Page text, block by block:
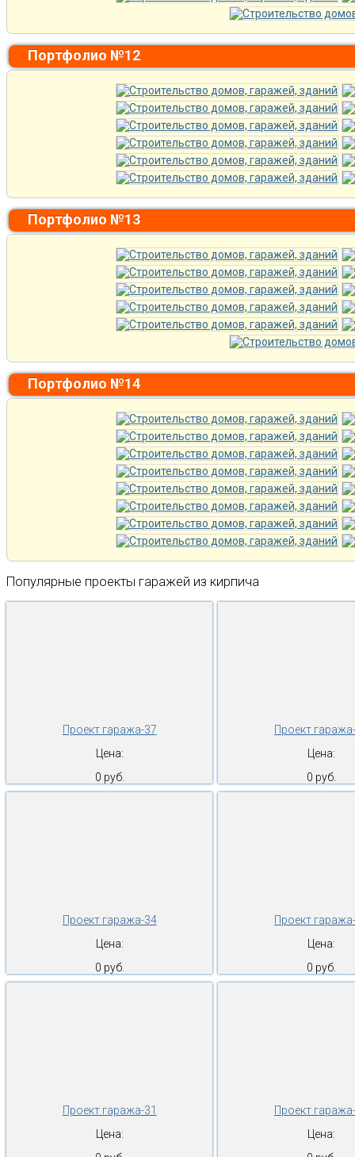
Портфолио №12
Портфолио №13
Портфолио №14
Популярные проекты гаражей из кирпича
Проект гаража-37
Цена:
0 руб.
Проект
Цена:
0 руб.
Проект гаража-34
Цена:
0 руб.
Проект
Цена:
0 руб.
Проект гаража-31
Цена:
Проект
Цена: